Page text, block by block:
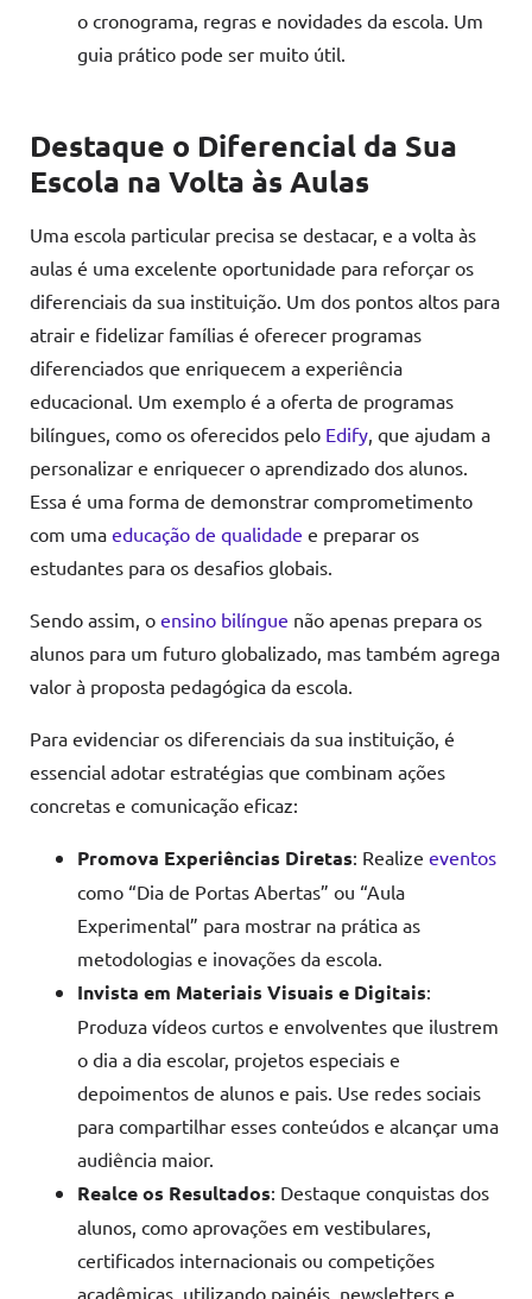
o cronograma, regras e novidades da escola. Um
guia prático pode ser muito útil.
Destaque o Diferencial da Sua
Escola na Volta às Aulas
Uma escola particular precisa se destacar, e a volta às
aulas é uma excelente oportunidade para reforçar os
diferenciais da sua instituição. Um dos pontos altos para
atrair e fidelizar famílias é oferecer programas
diferenciados que enriquecem a experiência
educacional. Um exemplo é a oferta de programas
bilíngues, como os oferecidos pelo Edify , que ajudam a
personalizar e enriquecer o aprendizado dos alunos.
Essa é uma forma de demonstrar comprometimento
com uma educação de qualidade e preparar os
estudantes para os desafios globais.
Sendo assim, o ensino bilíngue não apenas prepara os
alunos para um futuro globalizado, mas também agrega
valor à proposta pedagógica da escola.
Para evidenciar os diferenciais da sua instituição, é
essencial adotar estratégias que combinam ações
concretas e comunicação eficaz:
Promova Experiências Diretas: Realize eventos
como “Dia de Portas Abertas” ou “Aula
Experimental” para mostrar na prática as
metodologias e inovações da escola.
Invista em Materiais Visuais e Digitais:
Produza vídeos curtos e envolventes que ilustrem
o dia a dia escolar, projetos especiais e
depoimentos de alunos e pais. Use redes sociais
para compartilhar esses conteúdos e alcançar uma
audiência maior.
Realce os Resultados: Destaque conquistas dos
alunos, como aprovações em vestibulares,
certificados internacionais ou competições
acadêmicas, utilizando painéis, newsletters e